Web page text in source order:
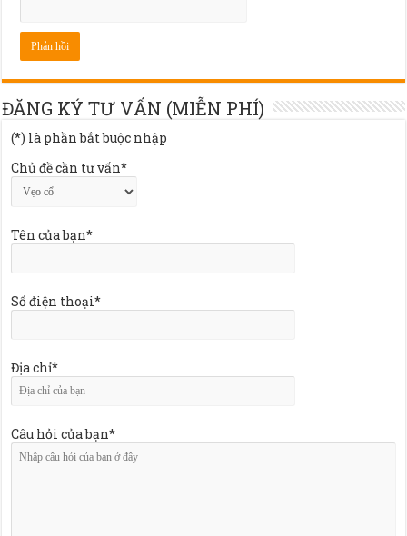
ĐĂNG KÝ TƯ VẤN (MIỄN PHÍ)
(*) là phần bắt buộc nhập
Chủ đề cần tư vấn*
Tên của bạn*
Số điện thoại*
Địa chỉ*
Câu hỏi của bạn*